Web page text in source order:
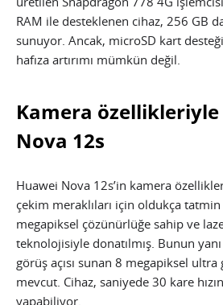
RAM ile desteklenen cihaz, 256 GB
sunuyor. Ancak, microSD kart
hafıza artırımı mümkün değil.
Kamera özellikleriyle
Nova 12s
Huawei Nova 12s’in kamera
çekim meraklıları için oldukça
megapiksel çözünürlüğe sahip ve
teknolojisiyle donatılmış. Bunun
görüş açısı sunan 8 megapiksel ultra
mevcut. Cihaz, saniyede 30 kare
yapabiliyor.